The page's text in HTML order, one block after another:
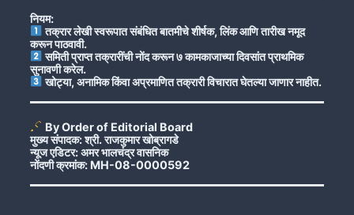
नियम:
तक्रार लेखी स्वरूपात संबंधित बातमीचे शीर्षक, लिंक आणि तारीख नमूद
करून पाठवावी.
समिती प्राप्त तक्रारींची नोंद करून ७ कामकाजाच्या दिवसांत प्राथमिक
सुनावणी करेल.
खोट्या, अनामिक किंवा अप्रमाणित तक्रारी विचारात घेतल्या जाणार नाहीत.
By Order of Editorial Board
मुख्य संपादक: श्री. राजकुमार खोब्रागडे
न्यूज एडिटर: अमर भालचंद्र वासनिक
नोंदणी क्रमांक: MH-08-0000592